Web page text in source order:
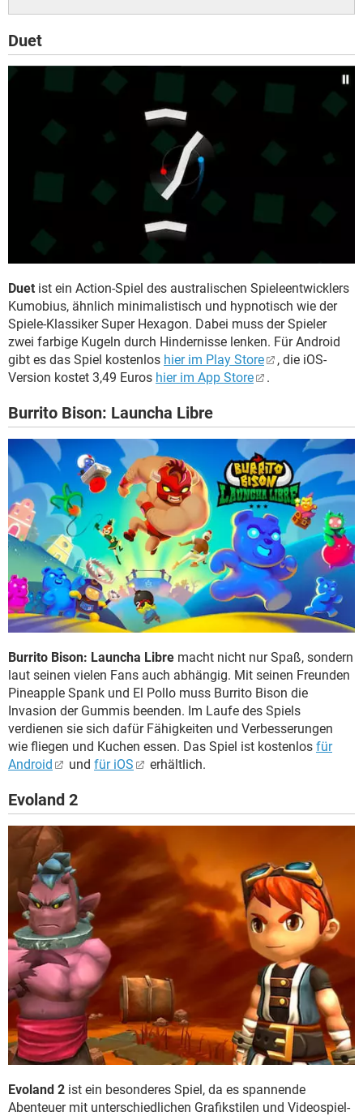
Duet
Duet ist ein Action-Spiel des australischen Spieleentwicklers
Kumobius, ähnlich minimalistisch und hypnotisch wie der
Spiele-Klassiker Super Hexagon. Dabei muss der Spieler
zwei farbige Kugeln durch Hindernisse lenken. Für Android
gibt es das Spiel kostenlos hier im Play Store
, die iOS-
Version kostet 3,49 Euros hier im App Store .
Burrito Bison: Launcha Libre
Burrito Bison: Launcha Libre macht nicht nur Spaß, sondern
laut seinen vielen Fans auch abhängig. Mit seinen Freunden
Pineapple Spank und El Pollo muss Burrito Bison die
Invasion der Gummis beenden. Im Laufe des Spiels
verdienen sie sich dafür Fähigkeiten und Verbesserungen
wie fliegen und Kuchen essen. Das Spiel ist kostenlos für
Android
und für iOS erhältlich.
Evoland 2
Evoland 2 ist ein besonderes Spiel, da es spannende
Abenteuer mit unterschiedlichen Grafikstilen und Videospiel-